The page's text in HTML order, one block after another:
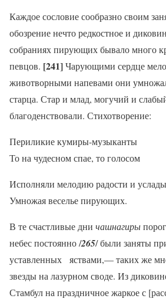
Каждое сословие сообразно своим
обозрение нечто редкостное и
собраниях пирующих бывало много
певцов. [241]Чарующими сердце
животворными напевами они
старца. Стар и млад, могучий и
благоденствовали. Стихотворение:
Периликие кумиры-музыканты
То на чудесном спае, то голосом
Исполняли мелодию радости и
Умножая веселье пирующих.
В те счастливые дни чашнагиры
небес постоянно /265/ были заняты
уставленных яствами,— таких же
звезды на лазурном своде. Из
Стамбул на праздничное жаркое с